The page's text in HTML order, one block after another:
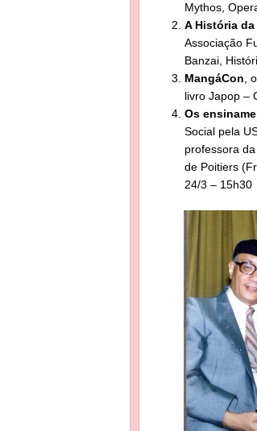
Mythos,
A História da
Associação
Banzai,
MangáCon,
livro Japop –
Os
Social pela
professora
de Poitiers
24/3 – 15h30